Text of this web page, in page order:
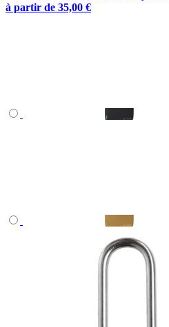
à partir de 35,00 €